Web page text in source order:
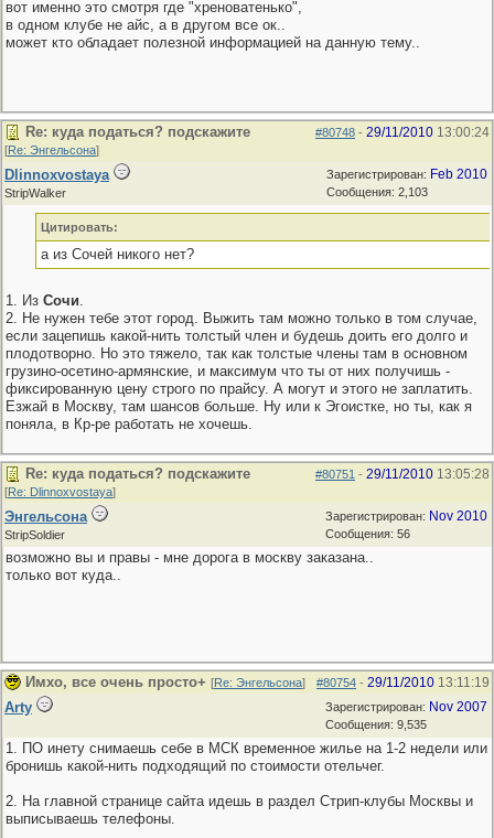
вот именно это смотря где "хреноватенько",
в одном клубе не айс, а в другом все ок..
может кто обладает полезной информацией на данную тему..
#80748 - 29/11/2010 13:00:24
Re: куда податься? подскажите
[Re: Энгельсона]
Зарегистрирован: Feb 2010
Сообщения: 2,103
Dlinnoxvostaya
StripWalker
Цитировать:
а из Сочей никого нет?
1. Из Сочи.
2. Не нужен тебе этот город. Выжить там можно только в том случае,
если зацепишь какой-нить толстый член и будешь доить его долго и
плодотворно. Но это тяжело, так как толстые члены там в основном
грузино-осетино-армянские, и максимум что ты от них получишь -
фиксированную цену строго по прайсу. А могут и этого не заплатить.
Езжай в Москву, там шансов больше. Ну или к Эгоистке, но ты, как я
поняла, в Кр-ре работать не хочешь.
#80751 - 29/11/2010 13:05:28
Re: куда податься? подскажите
[Re: Dlinnoxvostaya]
Зарегистрирован: Nov 2010
Сообщения: 56
Энгельсона
StripSoldier
возможно вы и правы - мне дорога в москву заказана..
только вот куда..
#80754 - 29/11/2010 13:11:19
Имхо, все очень просто+ [Re: Энгельсона]
Зарегистрирован: Nov 2007
Сообщения: 9,535
Arty
1. ПО инету снимаешь себе в МСК временное жилье на 1-2 недели или
бронишь какой-нить подходящий по стоимости отельчег.
2. На главной странице сайта идешь в раздел Стрип-клубы Москвы и
выписываешь телефоны.